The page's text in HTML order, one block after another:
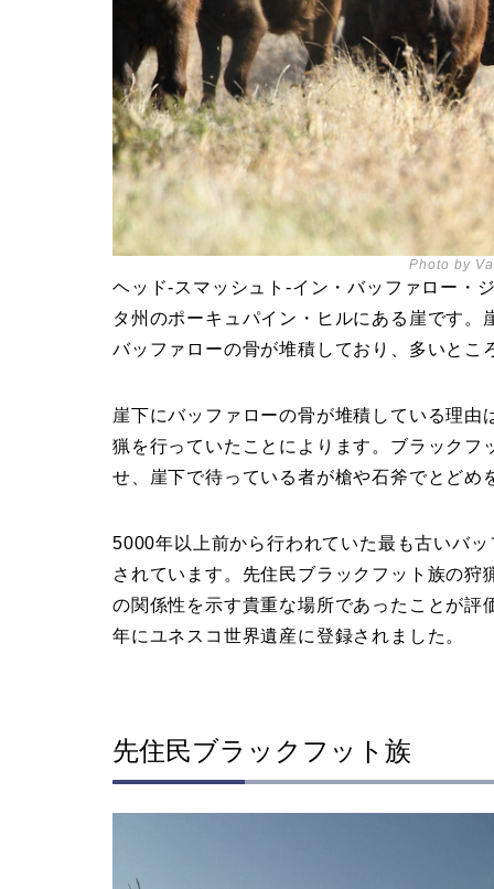
Photo by
ヘッド-スマッシュト-イン・バッファロー・
タ州のポーキュパイン・ヒルにある崖です
バッファローの骨が堆積しており、多いとこ
崖下にバッファローの骨が堆積している理
猟を行っていたことによります。ブラック
せ、崖下で待っている者が槍や石斧でとどめ
5000年以上前から行われていた最も古いバ
されています。先住民ブラックフット族の
の関係性を示す貴重な場所であったことが
年にユネスコ世界遺産に登録されました。
先住民ブラックフット族